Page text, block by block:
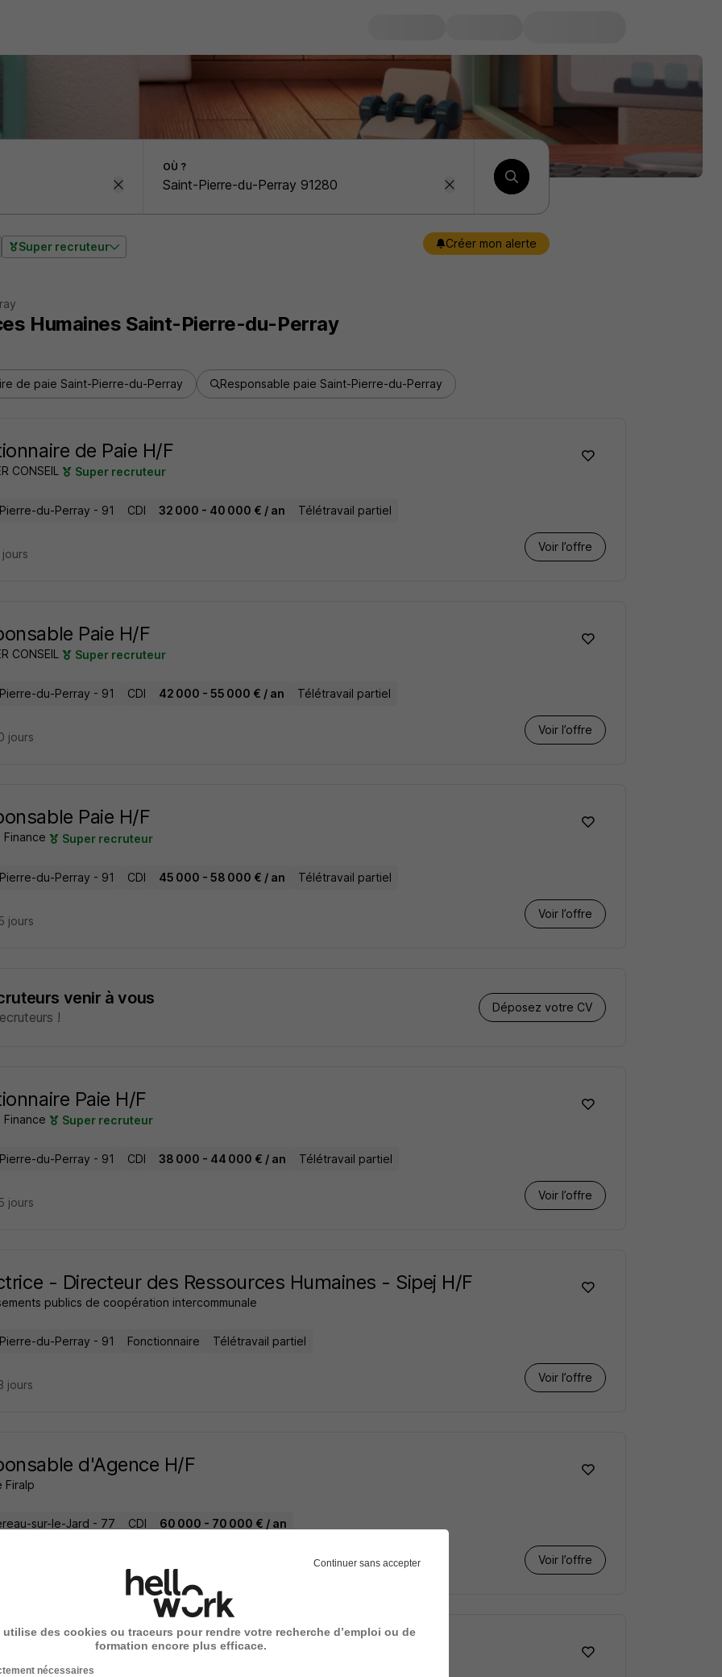
OÙ ?
Super recruteur Créer mon alerte
Humaines Saint-Pierre-du-Perray
de paie Saint-Pierre-du-Perray Responsable paie Saint-Pierre-du-Perray
de Paie H/F
CONSEIL Super recruteur
du-Perray - 91 CDI 32 000 - 40 000 € / an Télétravail partiel
Voir l’offre
Paie H/F
CONSEIL Super recruteur
du-Perray - 91 CDI 42 000 - 55 000 € / an Télétravail partiel
Voir l’offre
jours
Paie H/F
Finance Super recruteur
du-Perray - 91 CDI 45 000 - 58 000 € / an Télétravail partiel
Voir l’offre
jours
venir à vous
!
Déposez votre CV
Paie H/F
Finance Super recruteur
du-Perray - 91 CDI 38 000 - 44 000 € / an Télétravail partiel
Voir l’offre
jours
- Directeur des Ressources Humaines - Sipej H/F
publics de coopération intercommunale
du-Perray - 91 Fonctionnaire Télétravail partiel
Voir l’offre
jours
d'Agence H/F
Firalp
sur-le-Jard - 77 CDI 60 000 - 70 000 € / an
Voir l’offre
de Recrutement H/F
Continuer sans accepter
utilise des cookies ou traceurs pour rendre votre recherche d’emploi ou de
formation encore plus efficace.
nécessaires